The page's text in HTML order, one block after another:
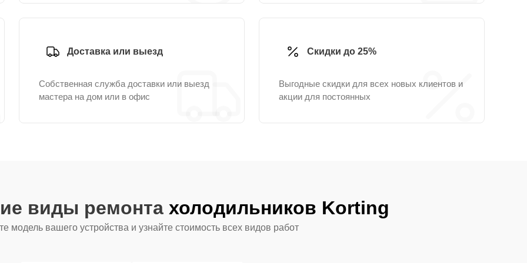
Доставка или выезд
Собственная служба доставки или выезд
мастера на дом или в офис
Скидки до 25%
Выгодные скидки для всех новых клиентов и
акции для постоянных
виды ремонта холодильников Korting
модель вашего устройства и узнайте стоимость всех видов работ